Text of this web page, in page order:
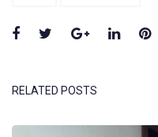
Facebook
TwitterGoogle+
RELATED POSTS